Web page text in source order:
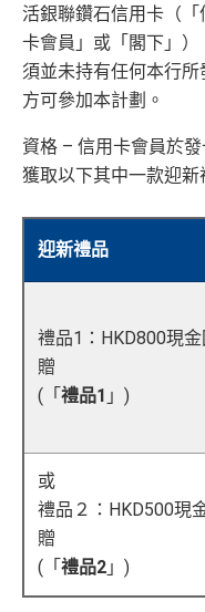
活銀聯鑽石信用卡（
卡會員」或「閣下」
須並未持有任何本行所
方可參加本計劃。
資格 – 信用卡會員於
獲取以下其中一款迎新
迎新禮品
禮品1：HKD800現金
贈
(「 禮品1 」)
或
禮品２：HKD500現
贈
(「 禮品2 」)